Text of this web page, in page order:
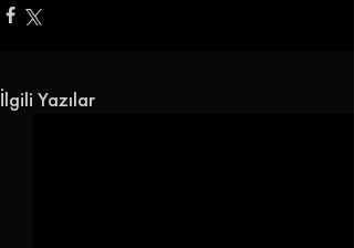
İlgili Yazılar